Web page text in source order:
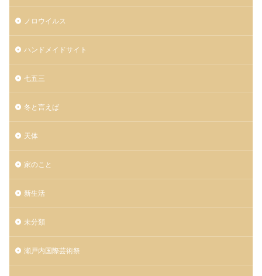
ノロウイルス
ハンドメイドサイト
七五三
冬と言えば
天体
家のこと
新生活
未分類
瀬戸内国際芸術祭